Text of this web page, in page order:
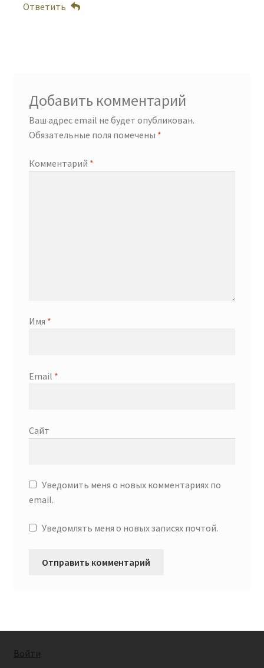
Ответить
Добавить комментарий
Ваш адрес email не будет опубликован.
Обязательные поля помечены *
Комментарий *
Имя *
Email *
Сайт
Уведомить меня о новых комментариях по
email.
Уведомлять меня о новых записях почтой.
Войти